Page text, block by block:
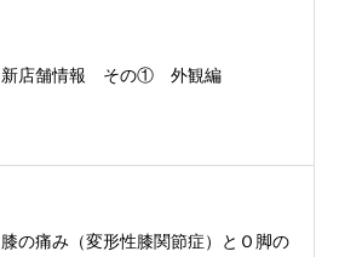
新店舗情報 その① 外観編
膝の痛み（変形性膝関節症）とＯ脚の